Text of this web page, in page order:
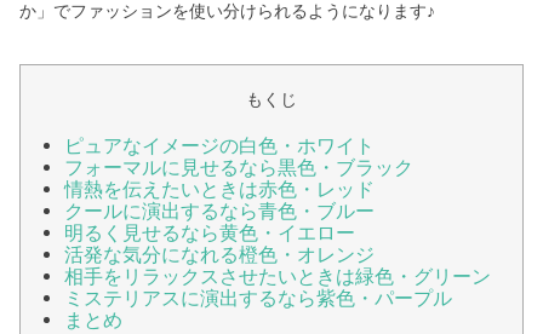
か」でファッションを使い分けられるようになります♪
もくじ
ピュアなイメージの白色・ホワイト
フォーマルに見せるなら黒色・ブラック
情熱を伝えたいときは赤色・レッド
クールに演出するなら青色・ブルー
明るく見せるなら黄色・イエロー
活発な気分になれる橙色・オレンジ
相手をリラックスさせたいときは緑色・グリーン
ミステリアスに演出するなら紫色・パープル
まとめ